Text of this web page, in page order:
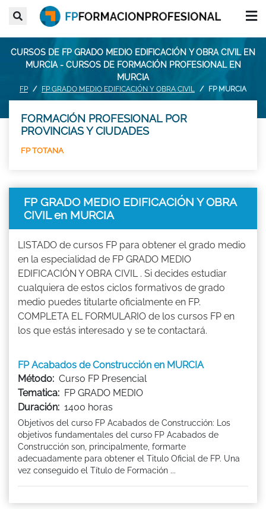
CURSOS DE FP GRADO MEDIO EDIFICACIÓN Y OBRA CIVIL EN
MURCIA - CURSOS DE FORMACIÓN PROFESIONAL EN
MURCIA
FP FP GRADO MEDIO EDIFICACIÓN Y OBRA CIVIL FP MURCIA
FORMACIÓN PROFESIONAL POR
PROVINCIAS Y CIUDADES
FP TOTANA
FP GRADO MEDIO EDIFICACIÓN Y OBRA
CIVIL en MURCIA
LISTADO de cursos FP para obtener el grado medio
en la especialidad de FP GRADO MEDIO
EDIFICACIÓN Y OBRA CIVIL . Si decides estudiar
cualquiera de estos ciclos formativos de grado
medio puedes titularte oficialmente en FP.
COMPLETA EL FORMULARIO de los cursos FP en
los que estás interesado y se te contactará.
FP Acabados de Construcción en MURCIA
Método: Curso FP Presencial
Tematica: FP GRADO MEDIO
Duración: 1400 horas
Objetivos del curso FP Acabados de Construcción: Los
objetivos fundamentales del curso FP Acabados de
Construcción son, principalmente, formarte
adecuadamente para obtener el Titulo Oficial de FP. Una
vez conseguido el Título de Formación ...